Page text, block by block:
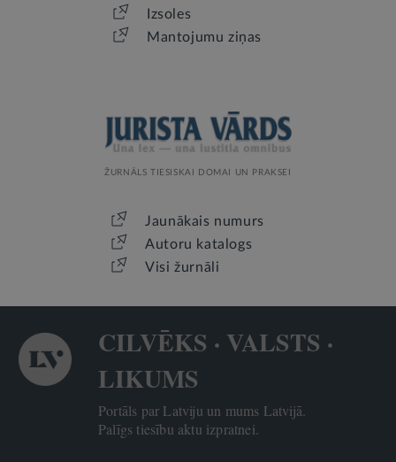
Izsoles
Mantojumu ziņas
ŽURNĀLS TIESISKAI DOMAI UN PRAKSEI
Jaunākais numurs
Autoru katalogs
Visi žurnāli
CILVĒKS · VALSTS ·
LIKUMS
Portāls par Latviju un mums Latvijā.
Palīgs tiesību aktu izpratnei.